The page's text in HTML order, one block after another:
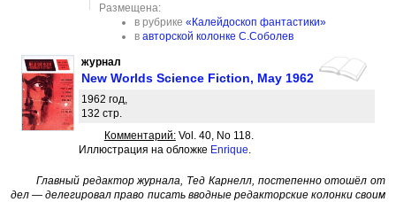
Размещена:
в рубрике «Калейдоскоп фантастики»
в авторской колонке С.Соболев
журнал
New Worlds Science Fiction, May 1962
1962 год,
132 стр.
Комментарий:Vol. 40, No 118.
Иллюстрация на обложке Enrique.
Главный редактор журнала, Тед Карнелл, постепенно отошёл от
дел — делегировал право писать вводные редакторские колонки своим